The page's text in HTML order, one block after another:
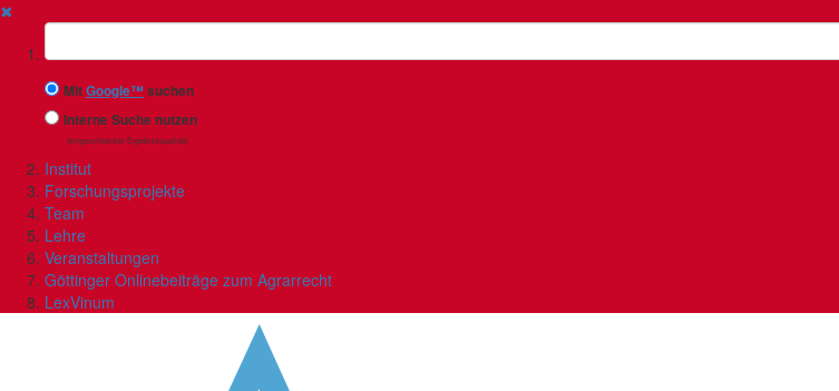
✖
Suchbegriff
MitGoogle™suchen
Interne Suche nutzen
(eingeschränkte Ergebnisqualität)
Institut
Forschungsprojekte
Team
Lehre
Veranstaltungen
Göttinger Onlinebeiträge zum Agrarrecht
LexVinum